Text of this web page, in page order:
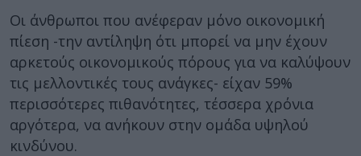
Οι άνθρωποι που ανέφεραν μόνο οικονομική
πίεση -την αντίληψη ότι μπορεί να μην έχουν
αρκετούς οικονομικούς πόρους για να καλύψουν
τις μελλοντικές τους ανάγκες- είχαν 59%
περισσότερες πιθανότητες, τέσσερα χρόνια
αργότερα, να ανήκουν στην ομάδα υψηλού
κινδύνου.